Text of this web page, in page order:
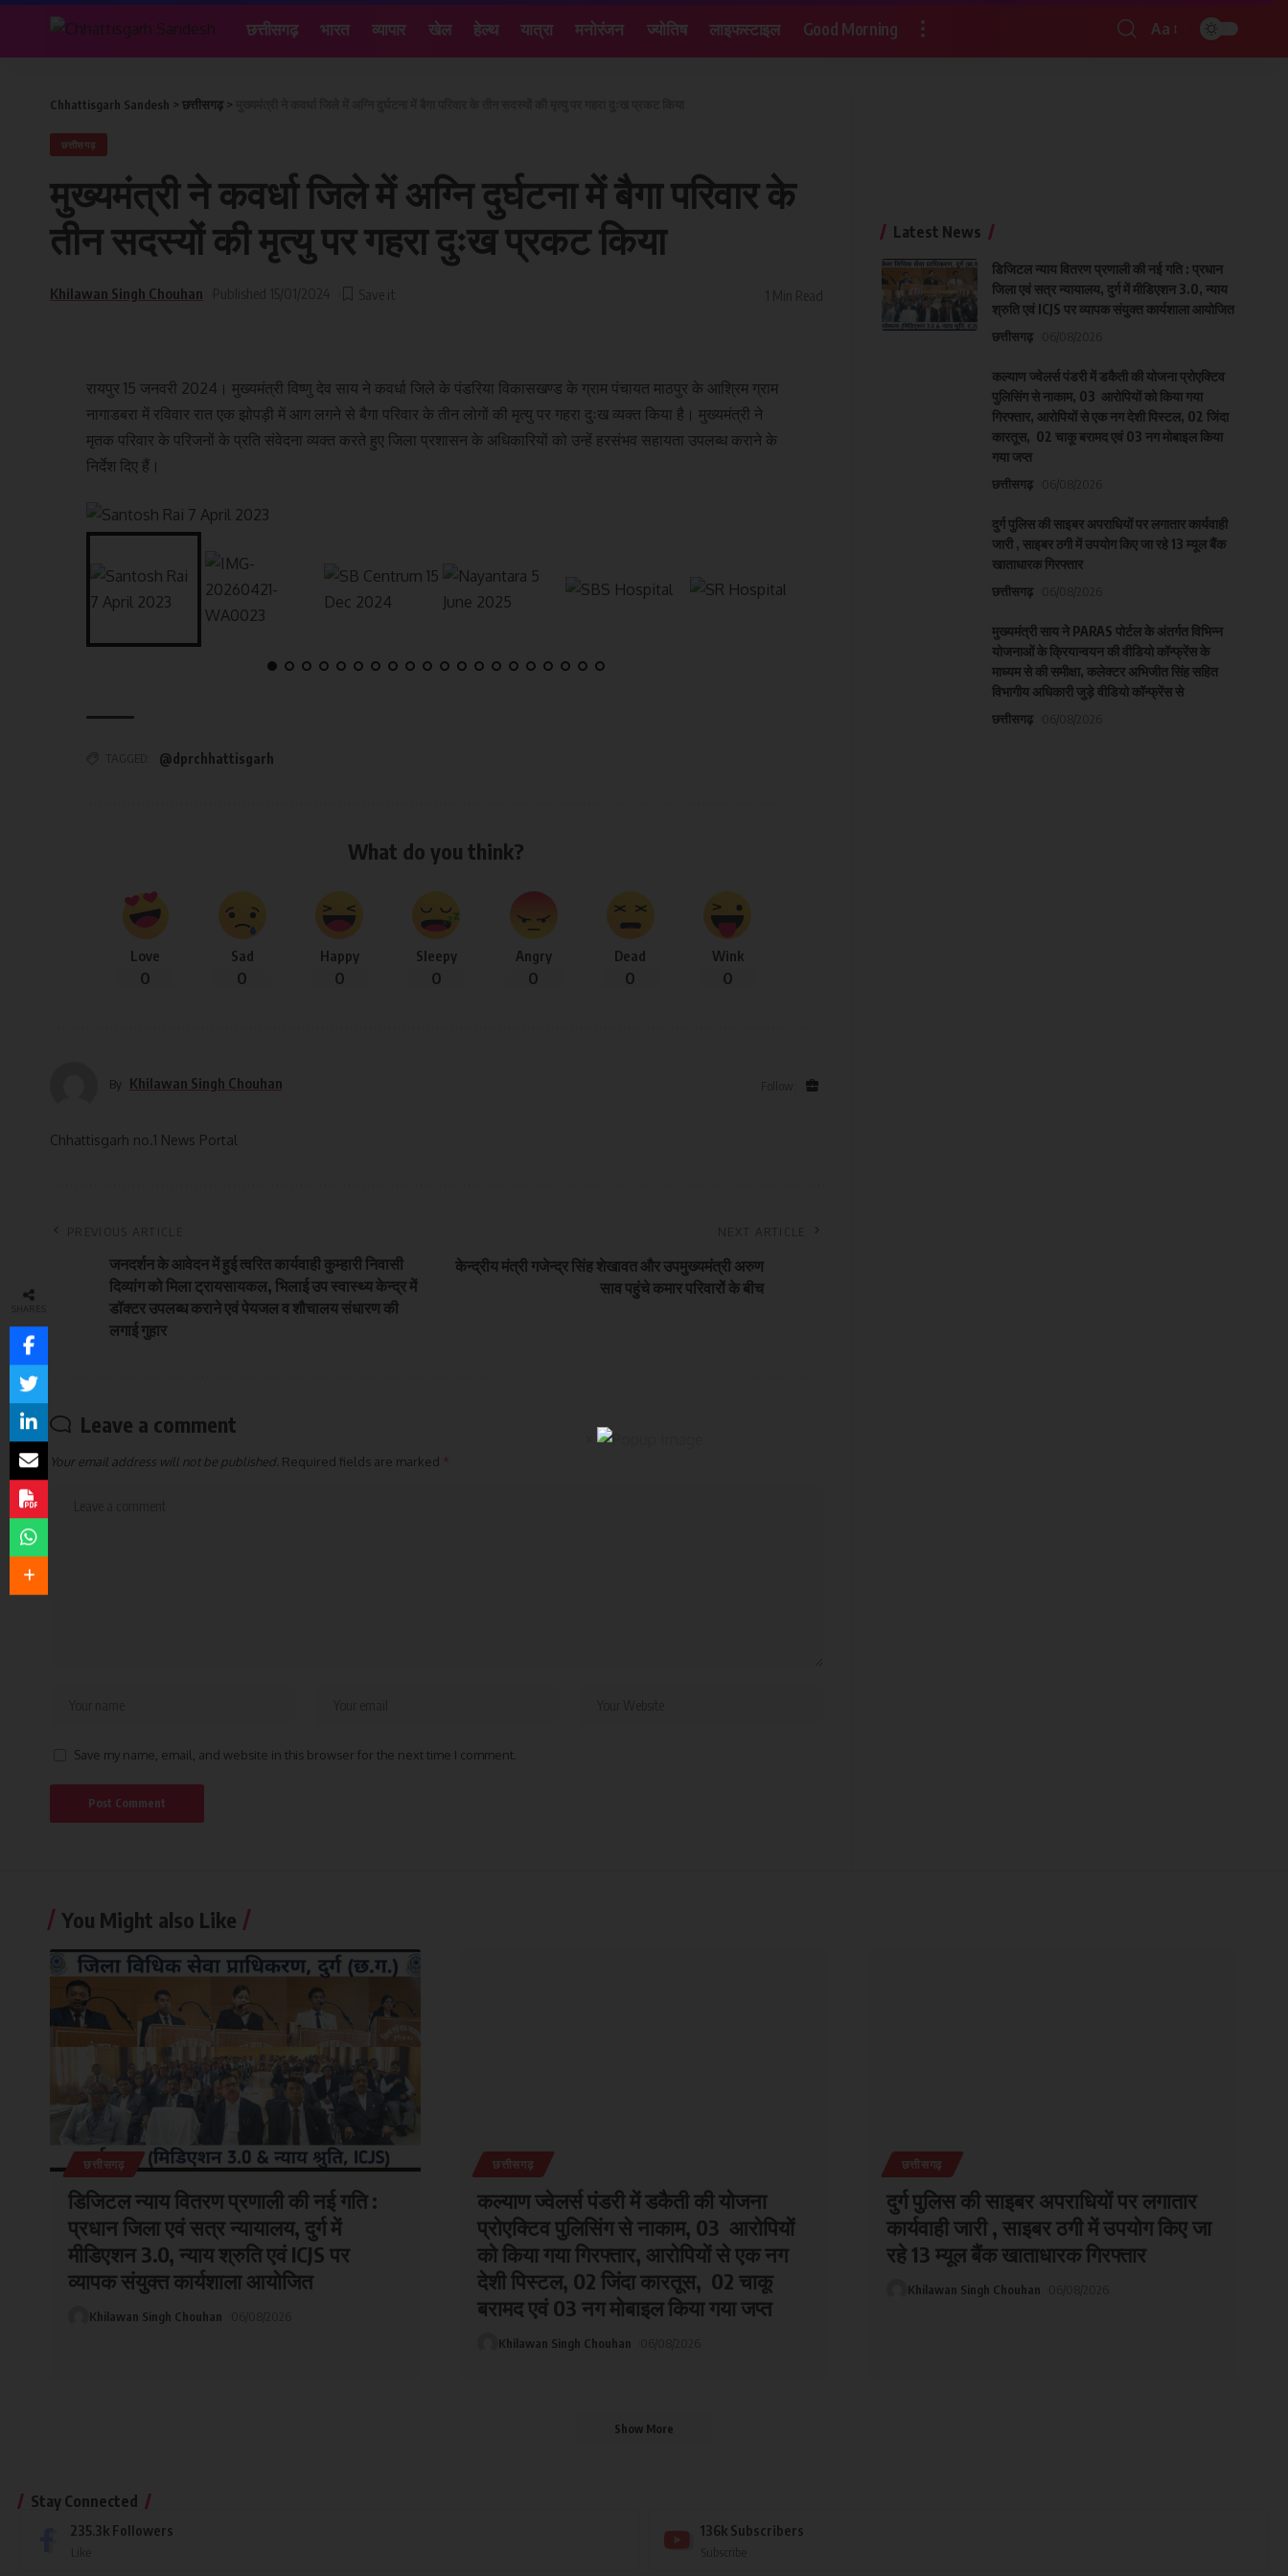
छत्तीसगढ़ भारत व्यापार खेल हेल्थ यात्रा मनोरंजन ज्योतिष लाइफस्टाइल Good Morning Aa
Chhattisgarh Sandesh > छत्तीसगढ़ >
छत्तीसगढ़
मुख्यमंत्री ने कवर्धा जिले में अग्नि दुर्घटना में बैगा परिवार के
तीन सदस्यों की मृत्यु पर गहरा दुःख प्रकट किया
Khilawan Singh Chouhan
रायपुर 15 जनवरी 2024। मुख्यमंत्री विष्णु देव साय ने कवर्धा जिले के पंडरिया विकासखण्ड के ग्राम पंचायत माठपुर के आश्रिम ग्राम
नागाडबरा में रविवार रात एक झोपड़ी में आग लगने से बैगा परिवार के तीन लोगों की मृत्यु पर गहरा दुःख व्यक्त किया है। मुख्यमंत्री ने
मृतक परिवार के परिजनों के प्रति संवेदना व्यक्त करते हुए जिला प्रशासन के अधिकारियों को उन्हें हरसंभव सहायता उपलब्ध कराने के
निर्देश दिए हैं।
@dprchhattisgarh
What do you think?
Love
0
Sad
0
Happy
0
Sleepy
0
Angry
0
Dead
0
Wink
0
By Khilawan Singh Chouhan
Chhattisgarh no.1 News Portal
जनदर्शन के आवेदन में हुई त्वरित कार्यवाही कुम्हारी निवासी
दिव्यांग को मिला ट्रायसायकल, भिलाई उप स्वास्थ्य केन्द्र में
डॉक्टर उपलब्ध कराने एवं पेयजल व शौचालय संधारण की
लगाई गुहार
केन्द्रीय मंत्री गजेन्द्र सिंह शेखावत और उपमुख्यमंत्री अरुण
साव पहुंचे कमार परिवारों के बीच
Leave a comment
Your email address will not be published. Required fields are marked *
Save my name, email, and website in this browser for the next time I comment.
Latest News
डिजिटल न्याय वितरण प्रणाली की नई गति : प्रधान
जिला एवं सत्र न्यायालय, दुर्ग में मीडिएशन 3.0, न्याय
श्रुति एवं ICJS पर व्यापक संयुक्त कार्यशाला आयोजित
छत्तीसगढ़
कल्याण ज्वेलर्स पंडरी में डकैती की योजना प्रोएक्टिव
पुलिसिंग से नाकाम, 03 आरोपियों को किया गया
गिरफ्तार, आरोपियों से एक नग देशी पिस्टल, 02 जिंदा
कारतूस, 02 चाकू बरामद एवं 03 नग मोबाइल किया
गया जप्त
छत्तीसगढ़
दुर्ग पुलिस की साइबर अपराधियों पर लगातार कार्यवाही
जारी , साइबर ठगी में उपयोग किए जा रहे 13 म्यूल बैंक
खाताधारक गिरफ्तार
छत्तीसगढ़
मुख्यमंत्री साय ने PARAS पोर्टल के अंतर्गत विभिन्न
योजनाओं के क्रियान्वयन की वीडियो कॉन्फ्रेंस के
माध्यम से की समीक्षा, कलेक्टर अभिजीत सिंह सहित
विभागीय अधिकारी जुड़े वीडियो कॉन्फ्रेंस से
छत्तीसगढ़
You Might also Like
छत्तीसगढ़
डिजिटल न्याय वितरण प्रणाली की नई गति :
प्रधान जिला एवं सत्र न्यायालय, दुर्ग में
मीडिएशन 3.0, न्याय श्रुति एवं ICJS पर
व्यापक संयुक्त कार्यशाला आयोजित
Khilawan Singh Chouhan
छत्तीसगढ़
कल्याण ज्वेलर्स पंडरी में डकैती की योजना
प्रोएक्टिव पुलिसिंग से नाकाम, 03 आरोपियों
को किया गया गिरफ्तार, आरोपियों से एक नग
देशी पिस्टल, 02 जिंदा कारतूस, 02 चाकू
बरामद एवं 03 नग मोबाइल किया गया जप्त
Khilawan Singh Chouhan
छत्तीसगढ़
दुर्ग पुलिस की साइबर अपराधियों पर लगातार
कार्यवाही जारी , साइबर ठगी में उपयोग किए जा
रहे 13 म्यूल बैंक खाताधारक गिरफ्तार
Khilawan Singh Chouhan
Show More
Stay Connected
235.3k Followers 136k Subscribers